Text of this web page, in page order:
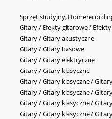
Sprzęt studyjny,
Gitary / Efekty gitarowe /
Gitary / Gitary akustyczne
Gitary / Gitary basowe
Gitary / Gitary elektryczne
Gitary / Gitary klasyczne
Gitary / Gitary klasyczne /
Gitary / Gitary klasyczne /
Gitary / Gitary klasyczne /
Gitary / Gitary klasyczne /